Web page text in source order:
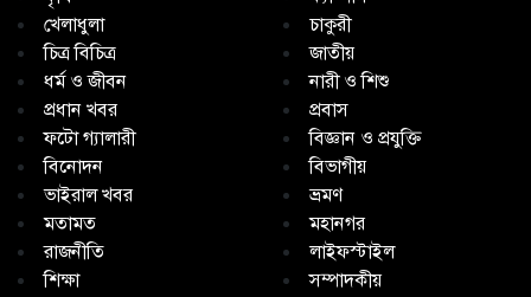
খেলাধুলা
চাকুরী
চিত্র বিচিত্র
জাতীয়
ধর্ম ও জীবন
নারী ও শিশু
প্রধান খবর
প্রবাস
ফটো গ্যালারী
বিজ্ঞান ও প্রযুক্তি
বিনোদন
বিভাগীয়
ভাইরাল খবর
ভ্রমণ
মতামত
মহানগর
রাজনীতি
লাইফস্টাইল
শিক্ষা
সম্পাদকীয়